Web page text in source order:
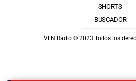
SHORTS
BUSCADOR
VLN Radio © 2023 Todos los